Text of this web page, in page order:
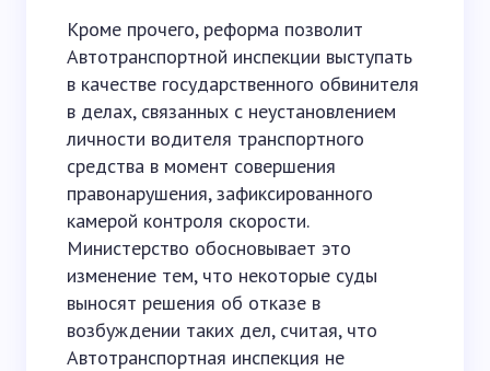
Кроме прочего, реформа позволит
Автотранспортной инспекции выступать
в качестве государственного обвинителя
в делах, связанных с неустановлением
личности водителя транспортного
средства в момент совершения
правонарушения, зафиксированного
камерой контроля скорости.
Министерство обосновывает это
изменение тем, что некоторые суды
выносят решения об отказе в
возбуждении таких дел, считая, что
Автотранспортная инспекция не